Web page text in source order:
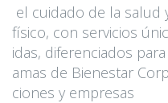
el cuidado de la salud
físico, con servicios
idas, diferenciados
amas de Bienestar
ciones y empresas